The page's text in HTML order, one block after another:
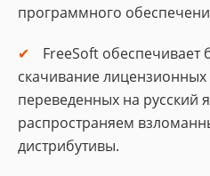
программного
FreeSoft обеспечивает
скачивание
переведенных на русский
распространяем
дистрибутивы.